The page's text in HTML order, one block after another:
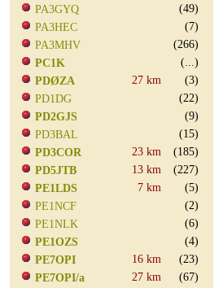
PA3GYQ
(49)
PA3HEC
(7)
PA3MHV
(266)
PC1K
(...)
PDØZA
27 km
(3)
PD1DG
(22)
PD2GJS
(9)
PD3BAL
(15)
PD3COR
23 km
(185)
PD5JTB
13 km
(227)
PE1LDS
7 km
(5)
PE1NCF
(2)
PE1NLK
(6)
PE1OZS
(4)
PE7OPI
16 km
(23)
PE7OPI/a
27 km
(67)